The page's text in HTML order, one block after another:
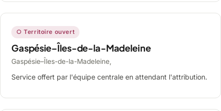
○ Territoire ouvert
Gaspésie–Îles-de-la-Madeleine
Gaspésie–Îles-de-la-Madeleine,
Service offert par l'équipe centrale en attendant l'attribution.